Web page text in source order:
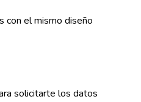
con el mismo diseño
solicitarte los datos